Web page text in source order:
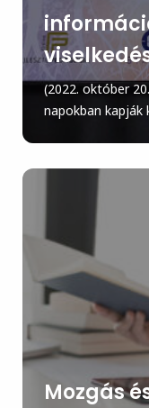
(2022. október
napokban kapják
Mozgás